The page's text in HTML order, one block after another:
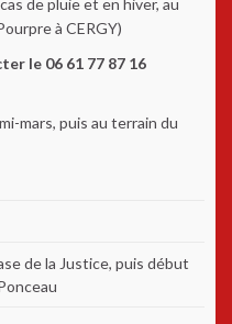
de pluie et en hiver, au
à CERGY)
le 06 61 77 87 16
mars, puis au terrain du
de la Justice, puis début